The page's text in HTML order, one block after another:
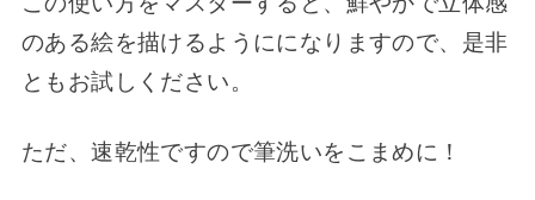
のある絵を描けるようにになりますので、是非
ともお試しください。
ただ、速乾性ですので筆洗いをこまめに！